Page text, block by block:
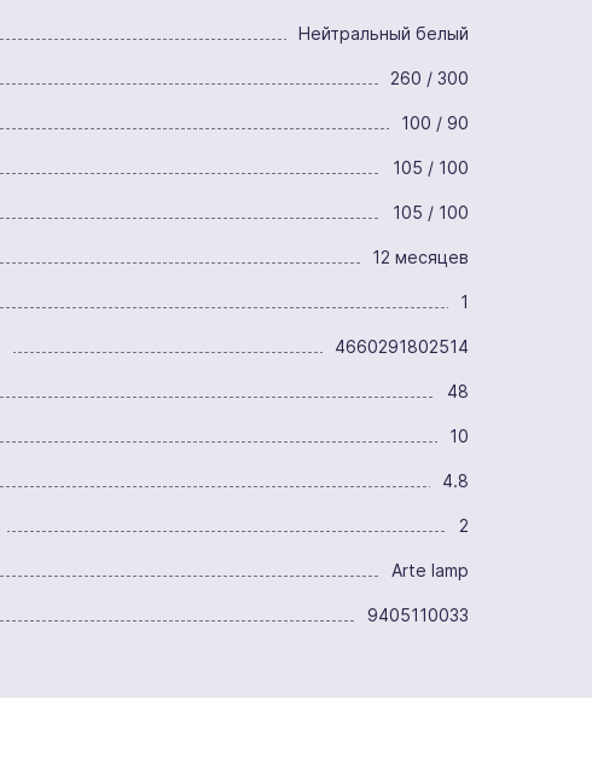
Нейтральный белый
260 / 300
100 / 90
105 / 100
105 / 100
12 месяцев
1
4660291802514
48
10
4.8
2
Arte lamp
9405110033